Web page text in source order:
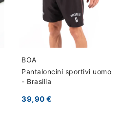
BOA
Pantaloncini sportivi uomo
- Brasilia
39,90 €